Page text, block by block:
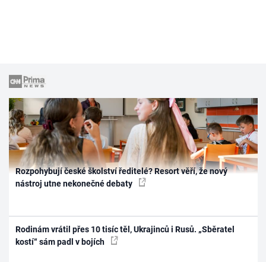
Rozpohybují české školství ředitelé? Resort věří, že nový
nástroj utne nekonečné debaty
Rodinám vrátil přes 10 tisíc těl, Ukrajinců i Rusů. „Sběratel
kostí“ sám padl v bojích